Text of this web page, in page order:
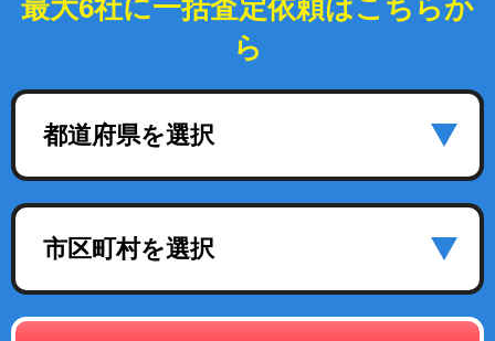
最大6社に一括査定依頼はこちらか
ら
都道府県を選択
市区町村を選択